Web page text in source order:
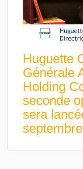
Huguette
Générale
Holding
seconde
sera